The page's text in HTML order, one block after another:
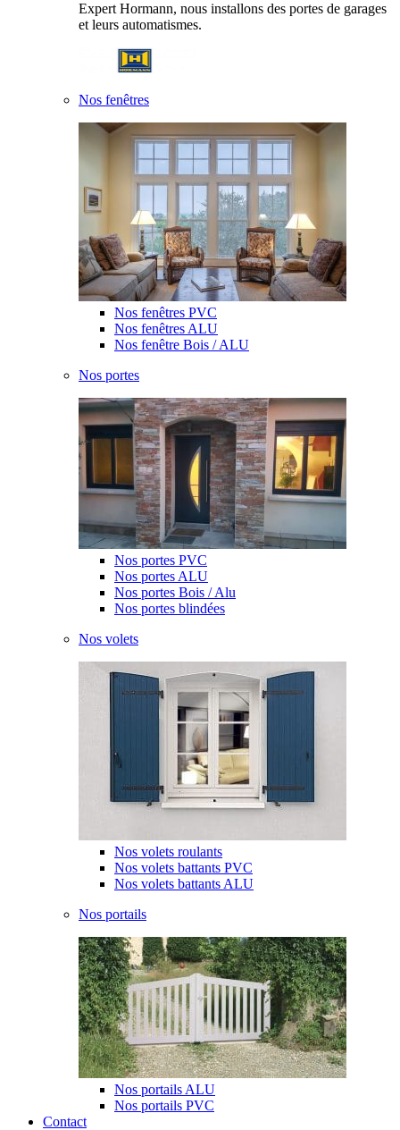
Expert Hormann, nous installons des portes de garages
et leurs automatismes.
Nos fenêtres
Nos fenêtres PVC
Nos fenêtres ALU
Nos fenêtre Bois / ALU
Nos portes
Nos portes PVC
Nos portes ALU
Nos portes Bois / Alu
Nos portes blindées
Nos volets
Nos volets roulants
Nos volets battants PVC
Nos volets battants ALU
Nos portails
Nos portails ALU
Nos portails PVC
Contact